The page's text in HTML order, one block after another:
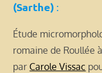
(Sarthe) :
Étude
romaine de Roullée
par Carole Vissac